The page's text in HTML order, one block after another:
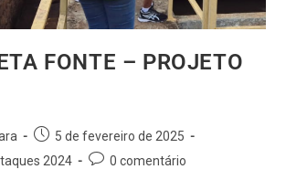
FONTE – PROJETO
5 de fevereiro de 2025
2024 0 comentário